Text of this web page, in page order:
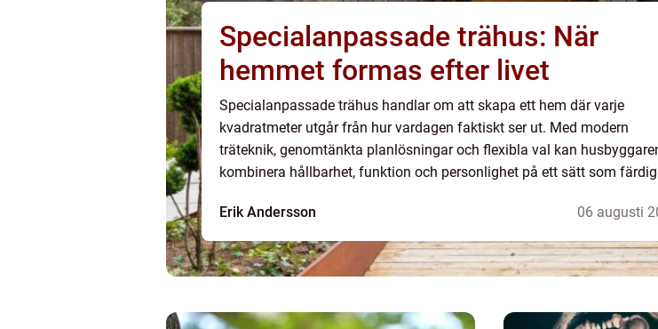
Specialanpassade trähus: När
hemmet formas efter livet
Specialanpassade trähus handlar om att skapa ett hem där varje
kvadratmeter utgår från hur vardagen faktiskt ser ut. Med modern
träteknik, genomtänkta planlösningar och flexibla val kan
kombinera hållbarhet, funktion och personlighet på ett sätt som
Erik Andersson
06 augusti